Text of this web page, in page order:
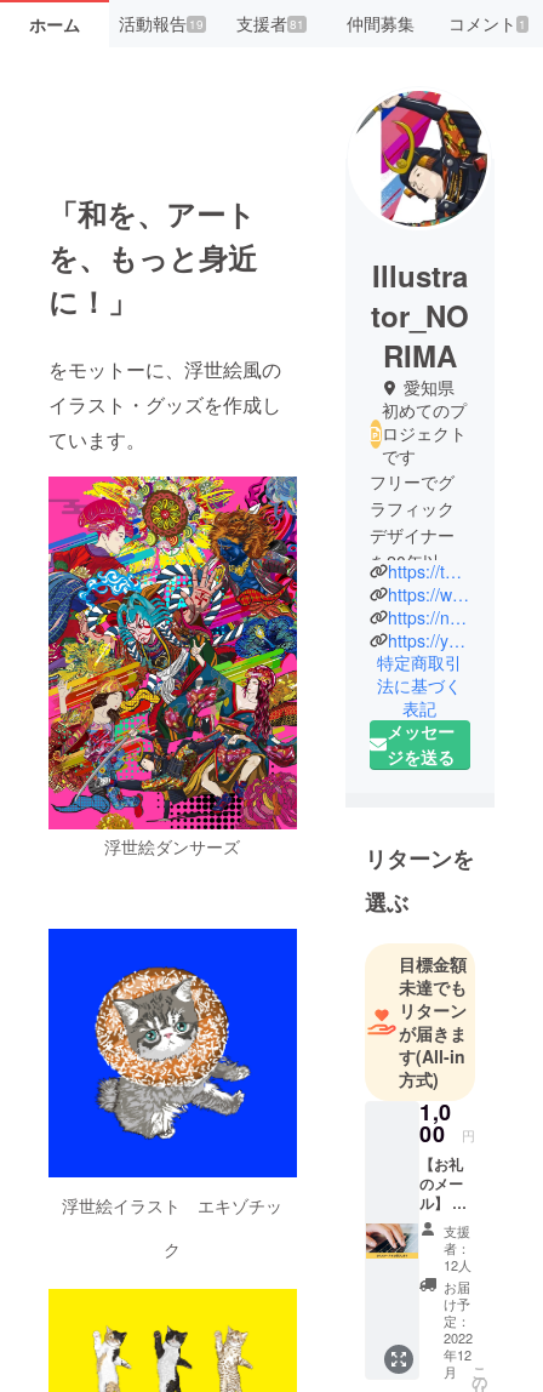
ホーム 活動報告19 支援者81 仲間募集 コメント 1
「和を、アート
を、もっと身近
に！」
をモットーに、浮世絵風の
イラスト・グッズを作成し
ています。
浮世絵ダンサーズ
浮世絵イラスト エキゾチッ
ク
Illustra
tor_NO
RIMA
愛知県
初めてのプ
ロジェクト
です
フリーでグ
ラフィック
デザイナー
を20年以上
していま
す。
コロナ禍で
仕事も減
り、イラス
トを描き始
めました。
仕事でお祭
を作ること
や浮世絵の
ような物も
作っていま
したが、絵
を書くこと
に目覚めま
趣味でダン
スをしてお
り、ヒップ
ホップのグ
ラフィッ
ティやアフ
リカンの柄
などを取り
https://twitter.com/NorimaCreator
https://www.instagram.com/norima_design/
https://norimadesign.base.shop/
https://youtu.be/Ej5jxGv2a8s
特定商取引
法に基づく
表記
メッセー
ジを送る
リターンを
選ぶ
目標金額
未達でも
リターン
が届きま
す(All-in
方式)
1,0
00 円
【お礼
のメー
ル】 グ
ラ
フィッ
クデザ
イナー
NORIM
A. よ
り、心
を込め
たお礼
支援
者：
12人
お届
け予
定：
2022
年12
月
こ
の